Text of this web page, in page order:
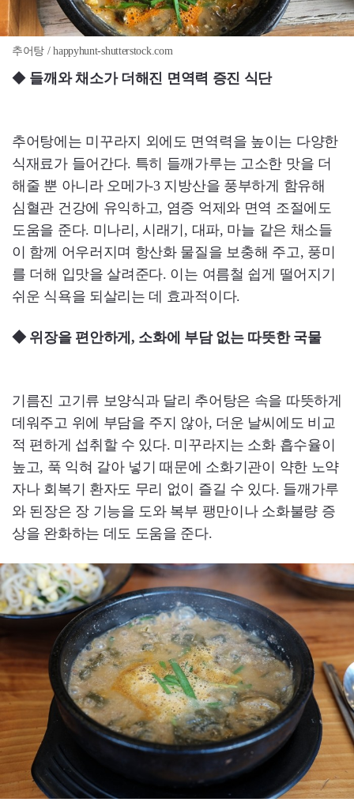
추어탕 / happyhunt-shutterstock.com
◆ 들깨와 채소가 더해진 면역력 증진 식단
추어탕에는 미꾸라지 외에도 면역력을 높이는 다양한
식재료가 들어간다. 특히 들깨가루는 고소한 맛을 더
해줄 뿐 아니라 오메가-3 지방산을 풍부하게 함유해
심혈관 건강에 유익하고, 염증 억제와 면역 조절에도
도움을 준다. 미나리, 시래기, 대파, 마늘 같은 채소들
이 함께 어우러지며 항산화 물질을 보충해 주고, 풍미
를 더해 입맛을 살려준다. 이는 여름철 쉽게 떨어지기
쉬운 식욕을 되살리는 데 효과적이다.
◆ 위장을 편안하게, 소화에 부담 없는 따뜻한 국물
기름진 고기류 보양식과 달리 추어탕은 속을 따뜻하게
데워주고 위에 부담을 주지 않아, 더운 날씨에도 비교
적 편하게 섭취할 수 있다. 미꾸라지는 소화 흡수율이
높고, 푹 익혀 갈아 넣기 때문에 소화기관이 약한 노약
자나 회복기 환자도 무리 없이 즐길 수 있다. 들깨가루
와 된장은 장 기능을 도와 복부 팽만이나 소화불량 증
상을 완화하는 데도 도움을 준다.